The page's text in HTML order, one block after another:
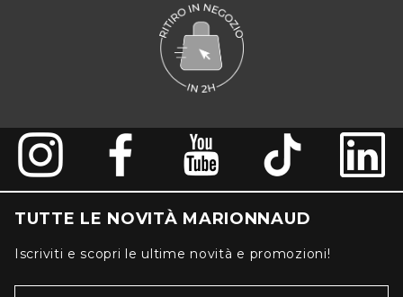
TUTTE LE NOVITÀ MARIONNAUD
Iscriviti e scopri le ultime novità e promozioni!